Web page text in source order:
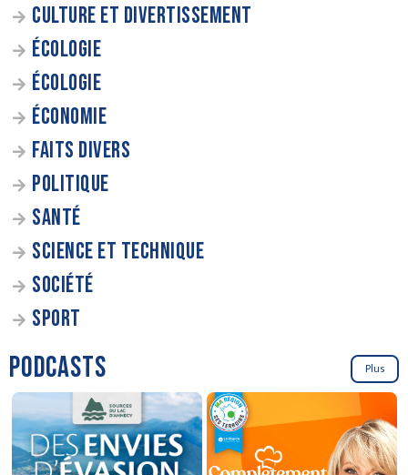
CULTURE ET DIVERTISSEMENT
ÉCOLOGIE
ÉCOLOGIE
ÉCONOMIE
FAITS DIVERS
POLITIQUE
SANTÉ
SCIENCE ET TECHNIQUE
SOCIÉTÉ
SPORT
PODCASTS Plus